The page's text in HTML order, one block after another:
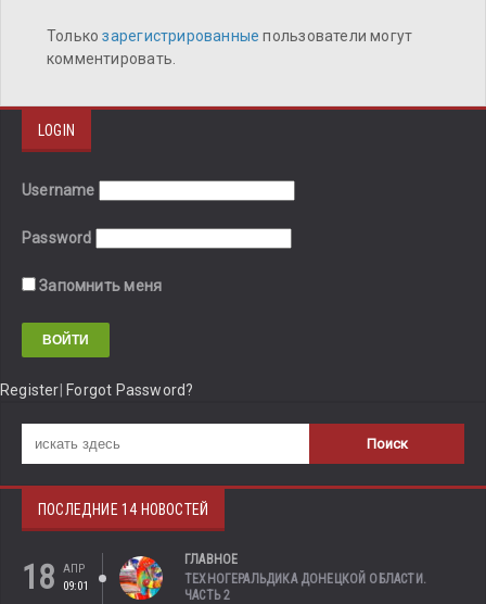
Толькозарегистрированныепользователи могут
комментировать.
LOGIN
Username
Password
Запомнить меня
Register|Forgot Password?
ПОСЛЕДНИЕ 14 НОВОСТЕЙ
18
АПР
09:01
ГЛАВНОЕ
ТЕХНОГЕРАЛЬДИКА ДОНЕЦКОЙ ОБЛАСТИ.
ЧАСТЬ 2